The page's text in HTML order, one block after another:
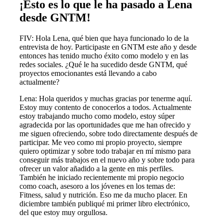
¡Esto es lo que le ha pasado a Lena
desde GNTM!
FIV: Hola Lena, qué bien que haya funcionado lo de la
entrevista de hoy. Participaste en GNTM este año y desde
entonces has tenido mucho éxito como modelo y en las
redes sociales. ¿Qué le ha sucedido desde GNTM, qué
proyectos emocionantes está llevando a cabo
actualmente?
Lena: Hola queridos y muchas gracias por tenerme aquí.
Estoy muy contento de conocerlos a todos. Actualmente
estoy trabajando mucho como modelo, estoy súper
agradecida por las oportunidades que me han ofrecido y
me siguen ofreciendo, sobre todo directamente después de
participar. Me veo como mi propio proyecto, siempre
quiero optimizar y sobre todo trabajar en mí mismo para
conseguir más trabajos en el nuevo año y sobre todo para
ofrecer un valor añadido a la gente en mis perfiles.
También he iniciado recientemente mi propio negocio
como coach, asesoro a los jóvenes en los temas de:
Fitness, salud y nutrición. Eso me da mucho placer. En
diciembre también publiqué mi primer libro electrónico,
del que estoy muy orgullosa.